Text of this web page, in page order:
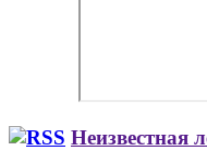
Неизвестная